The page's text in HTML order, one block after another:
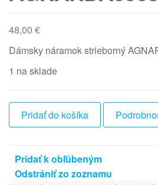
48,00 €
Dámsky náramok strieborný
1 na sklade
množstvo
Dámsky
strieborný
AGNARDA000845
Pridať do košíka
Pridať k obľúbeným
Odstrániť zo zoznamu